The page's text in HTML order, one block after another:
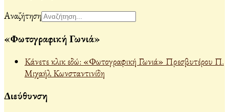
Αναζήτηση
«Φωτογραφική Γωνιά»
Κάνετε κλικ εδώ: «Φωτογραφική Γωνιά» Πρεσβυτέρου Π.
Μιχαήλ Κωνσταντινίδη
Διεύθυνση